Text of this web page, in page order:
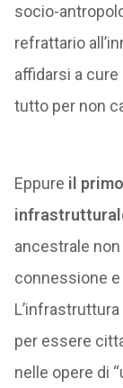
socio-
refrattario
affidarsi a
tutto per non
Eppure il
ancestrale
connessione
per essere
nelle opere di